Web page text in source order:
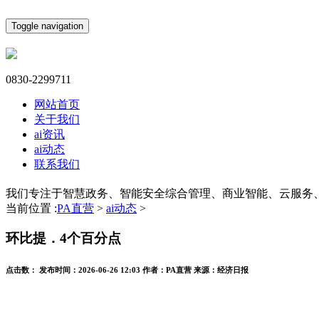
Toggle navigation
0830-2299711
网站首页
关于我们
ai资讯
ai动态
联系我们
我们专注于智慧政务、智能安全综合管理、商业智能、云服务
当前位置 :PA直营 > ai动态 >
环比提．4个百分点
点击数： 发布时间： 2026-06-26 12:03 作者： PA直营 来源： 经济日报